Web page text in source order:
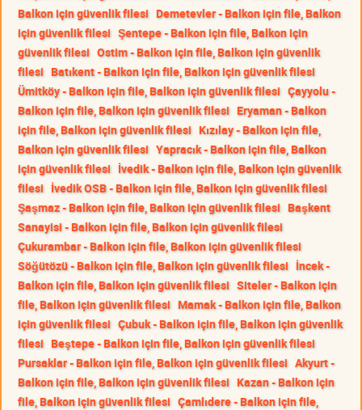
Balkon için güvenlik filesi Demetevler - Balkon için file, Balkon
için güvenlik filesi Şentepe - Balkon için file, Balkon için
güvenlik filesi Ostim - Balkon için file, Balkon için güvenlik
filesi Batıkent - Balkon için file, Balkon için güvenlik filesi
Ümitköy - Balkon için file, Balkon için güvenlik filesi Çayyolu -
Balkon için file, Balkon için güvenlik filesi Eryaman - Balkon
için file, Balkon için güvenlik filesi Kızılay - Balkon için file,
Balkon için güvenlik filesi Yapracık - Balkon için file, Balkon
için güvenlik filesi İvedik - Balkon için file, Balkon için güvenlik
filesi İvedik OSB - Balkon için file, Balkon için güvenlik filesi
Şaşmaz - Balkon için file, Balkon için güvenlik filesi Başkent
Sanayisi - Balkon için file, Balkon için güvenlik filesi
Çukurambar - Balkon için file, Balkon için güvenlik filesi
Söğütözü - Balkon için file, Balkon için güvenlik filesi İncek -
Balkon için file, Balkon için güvenlik filesi Siteler - Balkon için
file, Balkon için güvenlik filesi Mamak - Balkon için file, Balkon
için güvenlik filesi Çubuk - Balkon için file, Balkon için güvenlik
filesi Beştepe - Balkon için file, Balkon için güvenlik filesi
Pursaklar - Balkon için file, Balkon için güvenlik filesi Akyurt -
Balkon için file, Balkon için güvenlik filesi Kazan - Balkon için
file, Balkon için güvenlik filesi Çamlıdere - Balkon için file,